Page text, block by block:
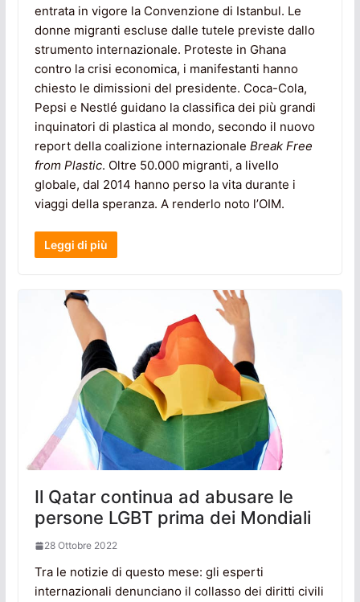
entrata in vigore la Convenzione di Istanbul. Le
donne migranti escluse dalle tutele previste dallo
strumento internazionale. Proteste in Ghana
contro la crisi economica, i manifestanti hanno
chiesto le dimissioni del presidente. Coca-Cola,
Pepsi e Nestlé guidano la classifica dei più grandi
inquinatori di plastica al mondo, secondo il nuovo
report della coalizione internazionale Break Free
from Plastic. Oltre 50.000 migranti, a livello
globale, dal 2014 hanno perso la vita durante i
viaggi della speranza. A renderlo noto l’OIM.
Leggi di più
Il Qatar continua ad abusare le
persone LGBT prima dei Mondiali
28 Ottobre 2022
Tra le notizie di questo mese: gli esperti
internazionali denunciano il collasso dei diritti civili